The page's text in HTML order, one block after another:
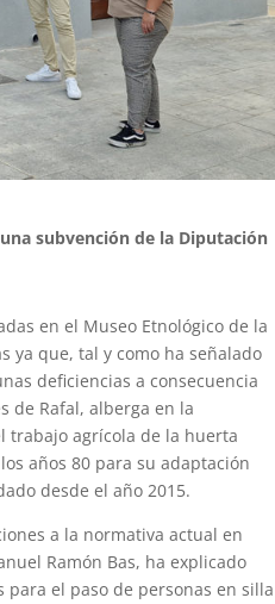
subvención de la Diputación
en el Museo Etnológico de la
ya que, tal y como ha señalado
deficiencias a consecuencia
de Rafal, alberga en la
trabajo agrícola de la huerta
años 80 para su adaptación
desde el año 2015.
a la normativa actual en
Ramón Bas, ha explicado
para el paso de personas en silla